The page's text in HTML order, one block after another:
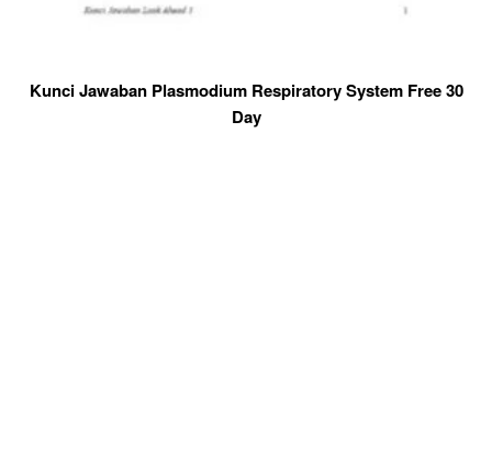
Kunci Jawaban Plasmodium Respiratory System Free 30
Day